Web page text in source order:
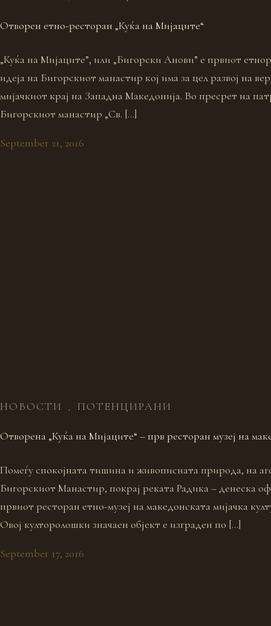
Отворен етно-ресторан „Куќа на Мијаците“
„Куќа на Мијаците”, или „Бигорски Анови” е првиот
идеја на Бигорскиот манастир кој има за цел развој на
мијачкиот крај на Западна Македонија. Во пресрет на
Бигорскиот манастир „Св. […]
September 21, 2016
НОВОСТИ , ПОТЕНЦИРАНИ
Отворена „Куќа на Мијаците“ – прв ресторан музеј на
Помеѓу спокојната тишина и живописната природа, на
Бигорскиот Манастир, покрај реката Радика – денеска
првиот ресторан етно-музеј на македонската мијачка
Овој култоролошки значаен објект е изграден по […]
September 17, 2016